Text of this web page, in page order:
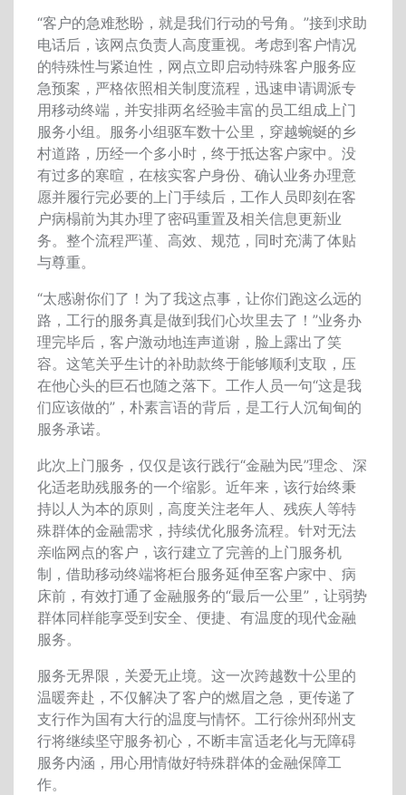
“客户的急难愁盼，就是我们行动的号角。 ”接到求助
电话后，该网点负责人高度重视。考虑到客户情况
的特殊性与紧迫性，网点立即启动特殊客户服务应
急预案，严格依照相关制度流程，迅速申请调派专
用移动终端，并安排两名经验丰富的员工组成上门
服务小组。服务小组驱车数十公里，穿越蜿蜒的乡
村道路，历经一个多小时，终于抵达客户家中。没
有过多的寒暄，在核实客户身份、确认业务办理意
愿并履行完必要的上门手续后，工作人员即刻在客
户病榻前为其办理了密码重置及相关信息更新业
务。整个流程严谨、高效、规范，同时充满了体贴
与尊重。
“太感谢你们了！为了我这点事，让你们跑这么远的
路，工行的服务真是做到我们心坎里去了！ ”业务办
理完毕后，客户激动地连声道谢，脸上露出了笑
容。这笔关乎生计的补助款终于能够顺利支取，压
在他心头的巨石也随之落下。工作人员一句“这是我
们应该做的” ，朴素言语的背后，是工行人沉甸甸的
服务承诺。
此次上门服务，仅仅是该行践行“金融为民”理念、深
化适老助残服务的一个缩影。近年来，该行始终秉
持以人为本的原则，高度关注老年人、残疾人等特
殊群体的金融需求，持续优化服务流程。针对无法
亲临网点的客户，该行建立了完善的上门服务机
制，借助移动终端将柜台服务延伸至客户家中、病
床前，有效打通了金融服务的“最后一公里” ，让弱势
群体同样能享受到安全、便捷、有温度的现代金融
服务。
服务无界限，关爱无止境。这一次跨越数十公里的
温暖奔赴，不仅解决了客户的燃眉之急，更传递了
支行作为国有大行的温度与情怀。工行徐州邳州支
行将继续坚守服务初心，不断丰富适老化与无障碍
服务内涵，用心用情做好特殊群体的金融保障工
作。